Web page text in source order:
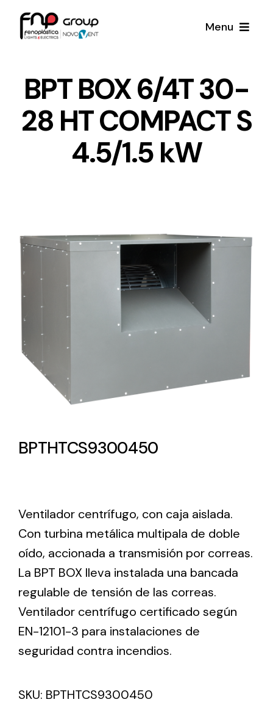
Menu
Productos
Lighting and Electrical
Complete solutions in lighting and electrical
Ventilation
The incorporation of Novovent into the group
meant a greater offer of ventilation products for
different uses
Noticias
Proyectos
BPT BOX 6/4T 30-
28 HT COMPACT S
4.5/1.5 kW
BPTHTCS9300450
Ventilador centrífugo, con caja aislada.
Con turbina metálica multipala de doble
oído, accionada a transmisión por correas.
La BPT BOX lleva instalada una bancada
regulable de tensión de las correas.
Ventilador centrífugo certificado según
EN-12101-3 para instalaciones de
seguridad contra incendios.
SKU: BPTHTCS9300450